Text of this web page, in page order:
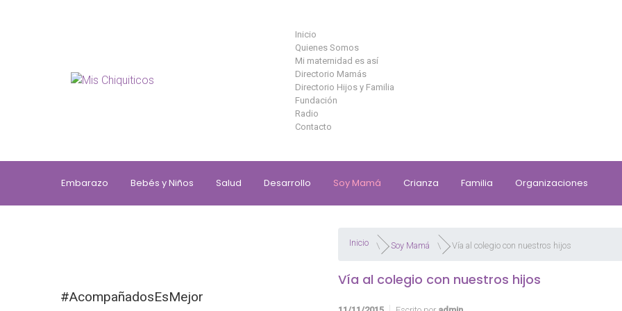
Inicio
Quienes Somos
Mi maternidad es así
Directorio Mamás
Directorio Hijos y Familia
Fundación
Radio
Contacto
Embarazo Bebés y Niños Salud Desarrollo Soy Mamá Crianza Familia Organizaciones
Inicio Soy Mamá Vía al colegio con nuestros hijos
Vía al colegio con nuestros hijos
#AcompañadosEsMejor